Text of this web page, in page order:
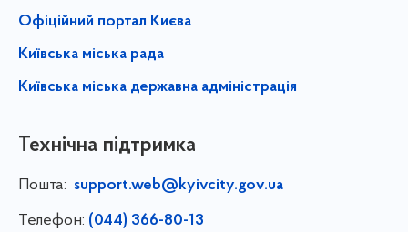
Офіційний портал Києва
Київська міська рада
Київська міська державна адміністрація
Технічна підтримка
Пошта: support.web@kyivcity.gov.ua
Телефон: (044) 366-80-13